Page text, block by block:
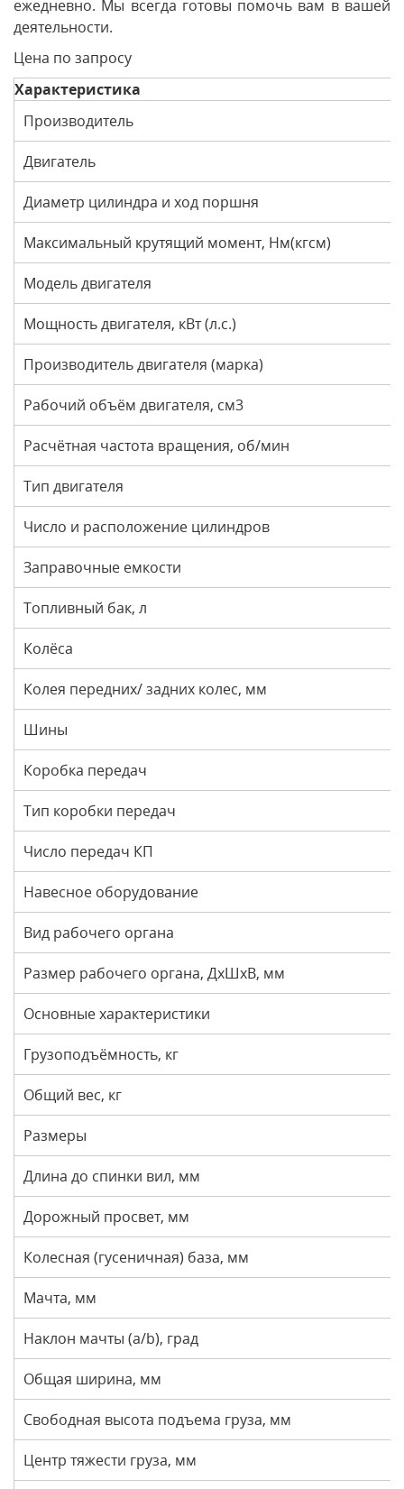
ежедневно. Мы всегда готовы помочь вам в вашей
деятельности.
Цена по запросу
Характеристика
Производитель
Двигатель
Диаметр цилиндра и ход поршня
Максимальный крутящий момент, Нм(кгсм)
Модель двигателя
Мощность двигателя, кВт (л.с.)
Производитель двигателя (марка)
Рабочий объём двигателя, см3
Расчётная частота вращения, об/мин
Тип двигателя
Число и расположение цилиндров
Заправочные емкости
Топливный бак, л
Колёса
Колея передних/ задних колес, мм
Шины
Коробка передач
Тип коробки передач
Число передач КП
Навесное оборудование
Вид рабочего органа
Размер рабочего органа, ДхШхВ, мм
Основные характеристики
Грузоподъёмность, кг
Общий вес, кг
Размеры
Длина до спинки вил, мм
Дорожный просвет, мм
Колесная (гусеничная) база, мм
Мачта, мм
Наклон мачты (a/b), град
Общая ширина, мм
Свободная высота подъема груза, мм
Центр тяжести груза, мм